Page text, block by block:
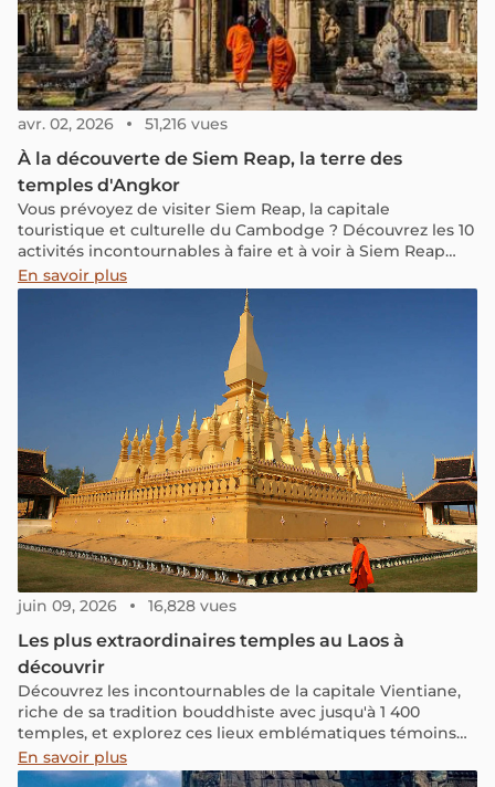
avr. 02, 2026 51,216 vues
À la découverte de Siem Reap, la terre des
temples d'Angkor
Vous prévoyez de visiter Siem Reap, la capitale
touristique et culturelle du Cambodge ? Découvrez les 10
activités incontournables à faire et à voir à Siem Reap
pour réussir votre voyage et vivre une expérience
mémorable.
En savoir plus
juin 09, 2026 16,828 vues
Les plus extraordinaires temples au Laos à
découvrir
Découvrez les incontournables de la capitale Vientiane,
riche de sa tradition bouddhiste avec jusqu'à 1 400
temples, et explorez ces lieux emblématiques témoins
des caractéristiques architecturales uniques du "pays au
million d'éléphants".
En savoir plus